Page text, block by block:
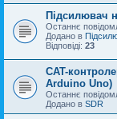
Підсилювач
Останнє
Додано в
Відповіді: 23
CAT-
Arduino Uno)
Останнє
Додано в SDR